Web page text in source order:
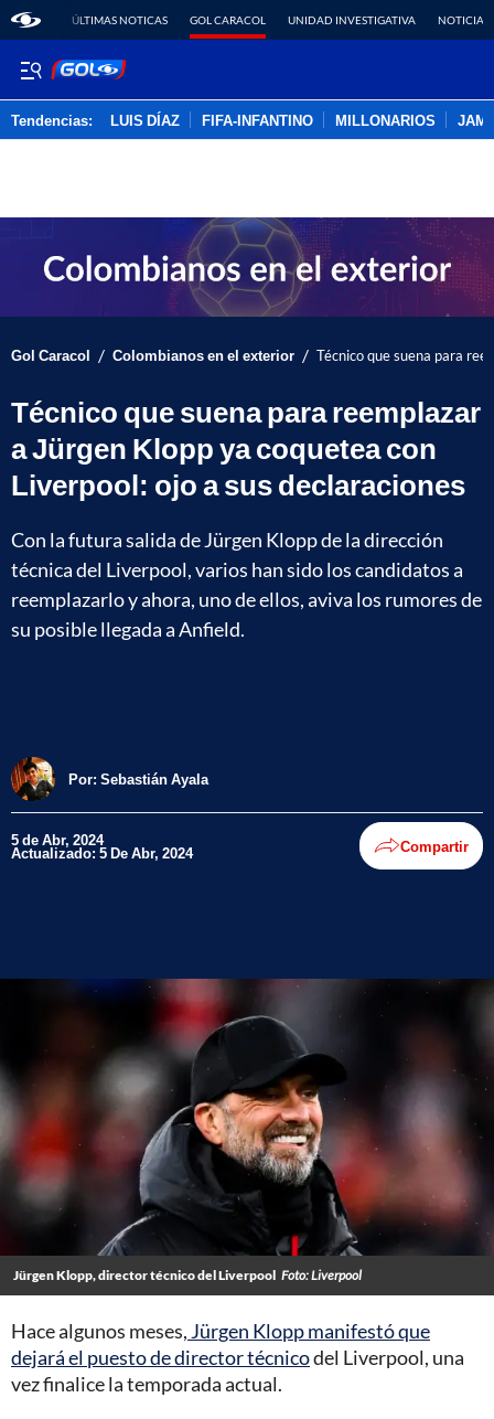
ÚLTIMAS NOTICAS GOL CARACOL UNIDAD INVESTIGATIVA NOTICIAS
Tendencias: LUIS DÍAZ FIFA-INFANTINO MILLONARIOS
Gol Caracol / Colombianos en el exterior / Técnico que suena para
Técnico que suena para reemplazar
a Jürgen Klopp ya coquetea con
Liverpool: ojo a sus declaraciones
Con la futura salida de Jürgen Klopp de la dirección
técnica del Liverpool, varios han sido los candidatos a
reemplazarlo y ahora, uno de ellos, aviva los rumores de
su posible llegada a Anfield.
Por: Sebastián Ayala
5 de Abr, 2024
Actualizado: 5 De Abr, 2024 Compartir
Jürgen Klopp, director técnico del Liverpool Foto: Liverpool
Hace algunos meses, Jürgen Klopp manifestó que
dejará el puesto de director técnicodel Liverpool, una
vez finalice la temporada actual.